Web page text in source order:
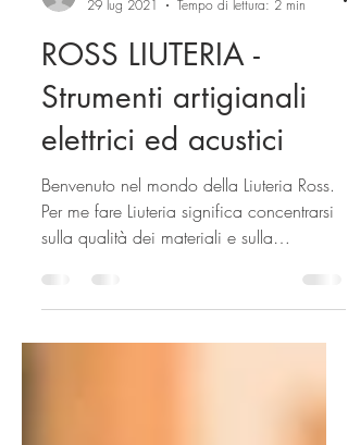
29 lug 2021
Tempo di lettura: 2 min
ROSS LIUTERIA -
Strumenti artigianali
elettrici ed acustici
Benvenuto nel mondo della Liuteria Ross.
Per me fare Liuteria significa concentrarsi
sulla qualità dei materiali e sulla